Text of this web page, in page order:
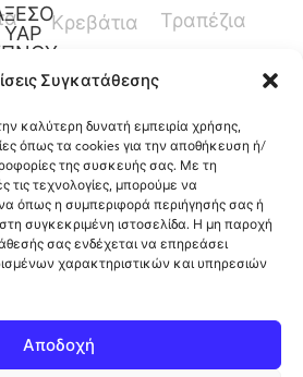
Συγκατάθεσης
καλύτερη δυνατή εμπειρία χρήσης,
όπως τα cookies για την αποθήκευση ή/
της συσκευής σας. Με τη
τεχνολογίες, μπορούμε να
όπως η συμπεριφορά περιήγησής σας ή
συγκεκριμένη ιστοσελίδα. Η μη παροχή
σας ενδέχεται να επηρεάσει
χαρακτηριστικών και υπηρεσιών
Αποδοχή
ΥΑΡ Κρεβάτια
Ύψους
Γραφεία
Τραπέζια
Λίνδου, Φαληράκι, Ρόδος,
Ελλάδα